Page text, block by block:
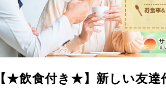
【★飲食付き★】新しい友達